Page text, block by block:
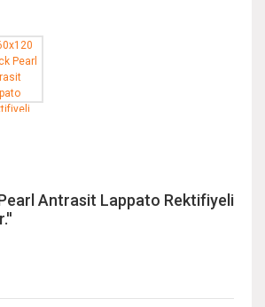
Antrasit Lappato Rektifiyeli